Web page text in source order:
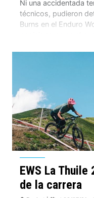
Ni una accidentada
técnicos, pudieron
Burns en el Enduro
EWS La
de la carrera